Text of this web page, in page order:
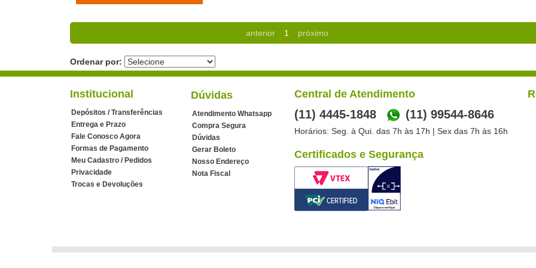
anterior 1 próximo
Ordenar por:
Institucional
Depósitos / Transferências
Entrega e Prazo
Fale Conosco Agora
Formas de Pagamento
Meu Cadastro / Pedidos
Privacidade
Trocas e Devoluções
Dúvidas
Atendimento Whatsapp
Compra Segura
Dúvidas
Gerar Boleto
Nosso Endereço
Nota Fiscal
Central de Atendimento
(11) 4445-1848 (11) 99544-8646
Horários: Seg. à Qui. das 7h às 17h | Sex das 7h às 16h
Certificados e Segurança